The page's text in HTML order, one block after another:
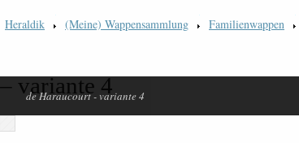
Heraldik (Meine) Wappensammlung Familienwappen
variante 4
de Haraucourt - variante 4